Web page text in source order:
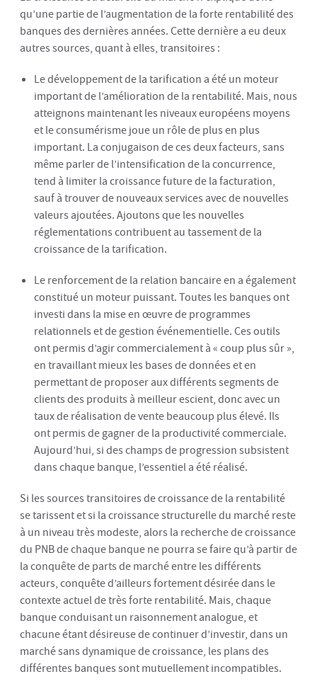
qu’une partie de l’augmentation de la forte rentabilité des
banques des dernières années. Cette dernière a eu deux
autres sources, quant à elles, transitoires :
Le développement de la tarification a été un moteur
important de l’amélioration de la rentabilité. Mais, nous
atteignons maintenant les niveaux européens moyens
et le consumérisme joue un rôle de plus en plus
important. La conjugaison de ces deux facteurs, sans
même parler de l’intensification de la concurrence,
tend à limiter la croissance future de la facturation,
sauf à trouver de nouveaux services avec de nouvelles
valeurs ajoutées. Ajoutons que les nouvelles
réglementations contribuent au tassement de la
croissance de la tarification.
Le renforcement de la relation bancaire en a également
constitué un moteur puissant. Toutes les banques ont
investi dans la mise en œuvre de programmes
relationnels et de gestion événementielle. Ces outils
ont permis d’agir commercialement à « coup plus sûr »,
en travaillant mieux les bases de données et en
permettant de proposer aux différents segments de
clients des produits à meilleur escient, donc avec un
taux de réalisation de vente beaucoup plus élevé. Ils
ont permis de gagner de la productivité commerciale.
Aujourd’hui, si des champs de progression subsistent
dans chaque banque, l’essentiel a été réalisé.
Si les sources transitoires de croissance de la rentabilité
se tarissent et si la croissance structurelle du marché reste
à un niveau très modeste, alors la recherche de croissance
du PNB de chaque banque ne pourra se faire qu’à partir de
la conquête de parts de marché entre les différents
acteurs, conquête d’ailleurs fortement désirée dans le
contexte actuel de très forte rentabilité. Mais, chaque
banque conduisant un raisonnement analogue, et
chacune étant désireuse de continuer d’investir, dans un
marché sans dynamique de croissance, les plans des
différentes banques sont mutuellement incompatibles.